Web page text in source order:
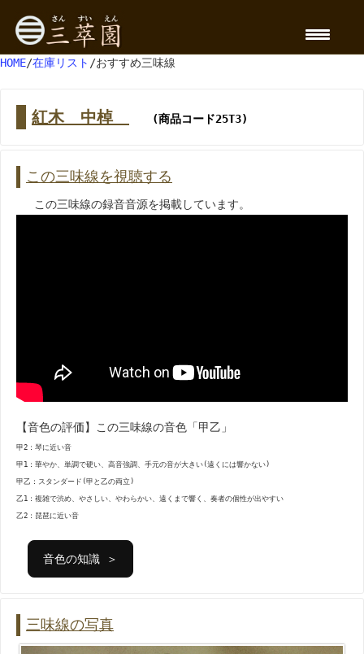
HOME/在庫リスト /おすすめ三味線
紅木 中棹 (商品コード25T3)
この三味線を視聴する
この三味線の録音音源を掲載しています。
【音色の評価】この三味線の音色「甲乙」
甲2：琴に近い音
甲1：華やか、単調で硬い、高音強調、手元の音が大きい(遠くには響かない)
甲乙：スタンダード(甲と乙の両立)
乙1：複雑で渋め、やさしい、やわらかい、遠くまで響く、奏者の個性が出やすい
乙2：琵琶に近い音
音色の知識 ＞
三味線の写真